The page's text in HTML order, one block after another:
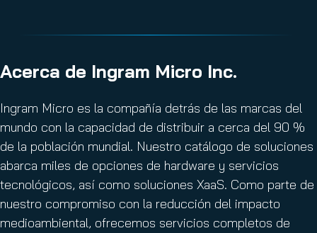
Acerca de Ingram Micro Inc.
Ingram Micro es la compañía detrás de las marcas del
mundo con la capacidad de distribuir a cerca del 90 %
de la población mundial. Nuestro catálogo de soluciones
abarca miles de opciones de hardware y servicios
tecnológicos, así como soluciones XaaS. Como parte de
nuestro compromiso con la reducción del impacto
medioambiental, ofrecemos servicios completos de